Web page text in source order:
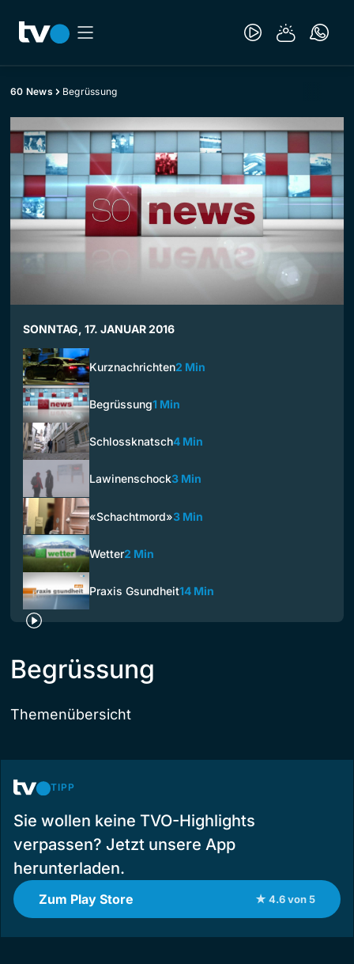
60 News Begrüssung
SONNTAG, 17. JANUAR 2016
Kurznachrichten2 Min
Begrüssung1 Min
Schlossknatsch4 Min
Lawinenschock3 Min
«Schachtmord»3 Min
Wetter2 Min
Praxis Gsundheit14 Min
Begrüssung
Themenübersicht
TIPP
Sie wollen keine TVO-Highlights
verpassen? Jetzt unsere App
herunterladen.
Zum Play Store ★ 4.6 von 5